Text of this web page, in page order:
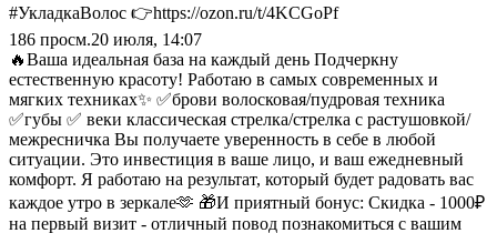
#УкладкаВолос 👉https://ozon.ru/t/4KCGoPf
186 просм.20 июля, 14:07
🔥Ваша идеальная база на каждый день Подчеркну
естественную красоту! Работаю в самых современных и
мягких техниках✨ ✅брови волосковая/пудровая техника
✅губы ✅ веки классическая стрелка/стрелка с растушовкой/
межресничка Вы получаете уверенность в себе в любой
ситуации. Это инвестиция в ваше лицо, и ваш ежедневный
комфорт. Я работаю на результат, который будет радовать вас
каждое утро в зеркале🫶 🎁И приятный бонус: Скидка - 1000₽
на первый визит - отличный повод познакомиться с вашим